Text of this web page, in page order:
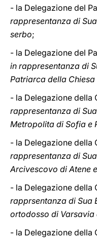
- la Delegazione del
rappresentanza di
serbo;
- la Delegazione del
in rappresentanza di
Patriarca della
- la Delegazione della
rappresentanza di
Metropolita di Sofia e
- la Delegazione della
rappresentanza di
Arcivescovo di Atene
- la Delegazione della
rapprsentanza di Sua
ortodosso di Varsavia
- la Delegazione della